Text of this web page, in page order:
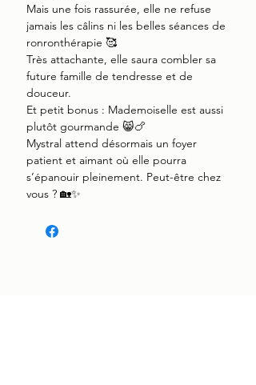
Mais une fois rassurée, elle ne refuse
jamais les câlins ni les belles séances de
ronronthérapie 🥰
Très attachante, elle saura combler sa
future famille de tendresse et de
douceur.
Et petit bonus : Mademoiselle est aussi
plutôt gourmande 😸🍗
Mystral attend désormais un foyer
patient et aimant où elle pourra
s’épanouir pleinement. Peut-être chez
vous ? 🏡✨